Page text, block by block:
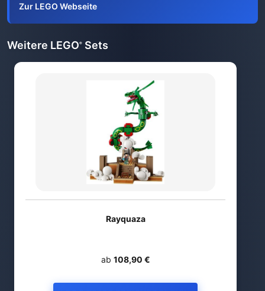
Zur LEGO Webseite
Weitere LEGO® Sets
Rayquaza
ab 108,90 €